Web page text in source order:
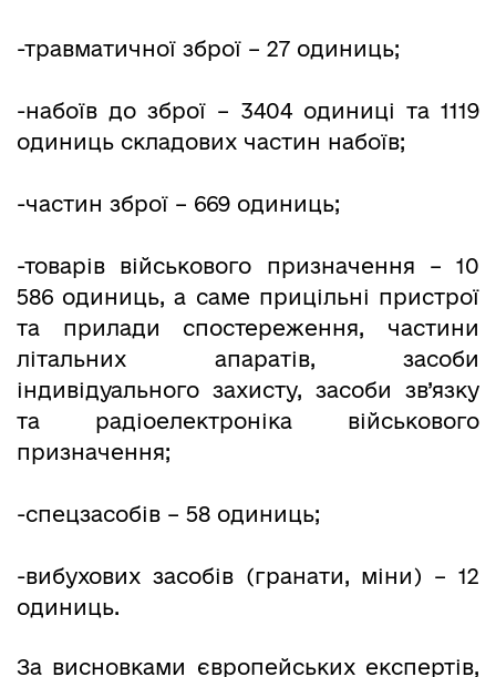
-травматичної зброї – 27 одиниць;
-набоїв до зброї – 3404 одиниці та 1119
одиниць складових частин набоїв;
-частин зброї – 669 одиниць;
-товарів військового призначення – 10
586 одиниць, а саме прицільні пристрої
та прилади спостереження, частини
літальних апаратів, засоби
індивідуального захисту, засоби зв’язку
та радіоелектроніка військового
призначення;
-спецзасобів – 58 одиниць;
-вибухових засобів (гранати, міни) – 12
одиниць.
За висновками європейських експертів,